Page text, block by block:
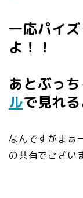
一応パイ
よ！！
あとぶっ
ルで見れ
なんですがまぁ
の共有でござい